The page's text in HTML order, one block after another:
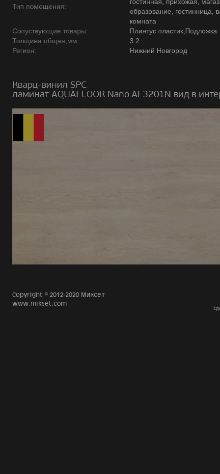
Тип помещения:
образование, гостинница,
комната
Сопуствующие товары:
Плинтус пластик,Подложка
Толщина общая,мм:
3.2
Регион:
Нижний Новгород
Кварц-винил SPC
ламинат AQUAFLOOR Nano AF3201N вид в
Copyright © 2012-2020 Миксет
www.mikset.com